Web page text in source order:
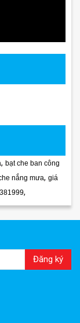
, bạt che ban công
nắng mưa, giá
,